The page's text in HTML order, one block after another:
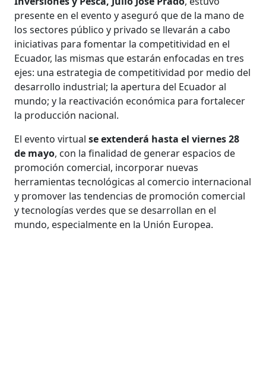
presente en el evento y aseguró que de la mano de
los sectores público y privado se llevarán a cabo
iniciativas para fomentar la competitividad en el
Ecuador, las mismas que estarán enfocadas en tres
ejes: una estrategia de competitividad por medio del
desarrollo industrial; la apertura del Ecuador al
mundo; y la reactivación económica para fortalecer
la producción nacional.
El evento virtualse extenderá hasta el viernes 28
de mayo, con la finalidad de generar espacios de
promoción comercial, incorporar nuevas
herramientas tecnológicas al comercio internacional
y promover las tendencias de promoción comercial
y tecnologías verdes que se desarrollan en el
mundo, especialmente en la Unión Europea.